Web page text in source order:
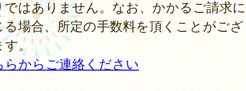
ではありません。なお、かかるご請求に
る場合、所定の手数料を頂くことがござ
す。
らからご連絡ください